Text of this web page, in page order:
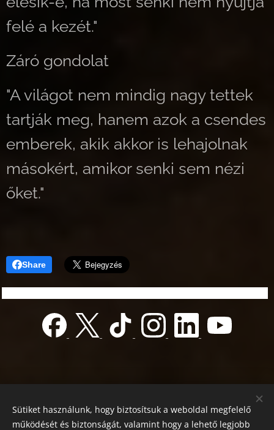
felé a kezét."
Záró gondolat
"A világot nem mindig nagy tettek
tartják meg, hanem azok a csendes
emberek, akik akkor is lehajolnak
másokért, amikor senki sem nézi
őket."
Share
Sütiket használunk, hogy biztosítsuk a weboldal megfelelő
működését és biztonságát, valamint hogy a lehető legjobb